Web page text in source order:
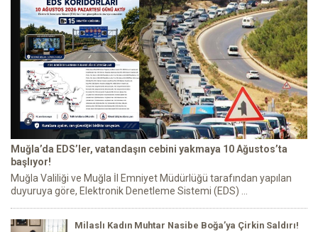
Muğla’da EDS’ler, vatandaşın cebini yakmaya 10 Ağustos’ta
başlıyor!
Muğla Valiliği ve Muğla İl Emniyet Müdürlüğü tarafından yapılan
duyuruya göre, Elektronik Denetleme Sistemi (EDS) ...
Milaslı Kadın Muhtar Nasibe Boğa’ya Çirkin Saldırı!